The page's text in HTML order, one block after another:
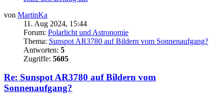
von MartinKa
11. Aug 2024, 15:44
Forum: Polarlicht und Astronomie
Thema: Sunspot AR3780 auf Bildern vom Sonnenaufgang?
Antworten: 5
Zugriffe: 5605
Re: Sunspot AR3780 auf Bildern vom
Sonnenaufgang?